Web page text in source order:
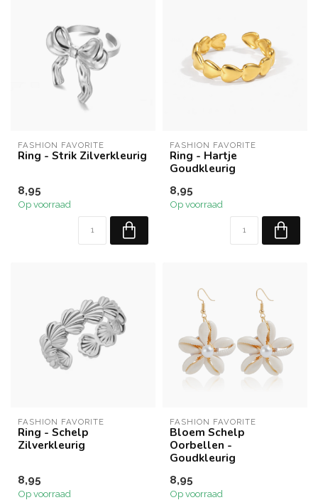
FASHION FAVORITE
Ring - Strik Zilverkleurig
8,95
Op voorraad
FASHION FAVORITE
Ring - Hartje
Goudkleurig
8,95
Op voorraad
FASHION FAVORITE
Ring - Schelp
Zilverkleurig
8,95
Op voorraad
FASHION FAVORITE
Bloem Schelp
Oorbellen -
Goudkleurig
8,95
Op voorraad